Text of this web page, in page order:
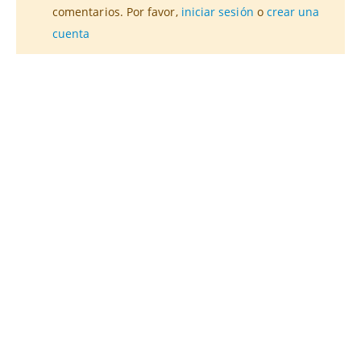
comentarios. Por favor, iniciar sesión o crear una
cuenta